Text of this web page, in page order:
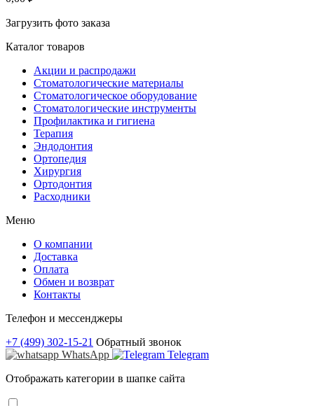
Загрузить фото заказа
Каталог товаров
Акции и распродажи
Стоматологические материалы
Стоматологическое оборудование
Стоматологические инструменты
Профилактика и гигиена
Терапия
Эндодонтия
Ортопедия
Хирургия
Ортодонтия
Расходники
Меню
О компании
Доставка
Оплата
Обмен и возврат
Контакты
Телефон и мессенджеры
+7 (499) 302-15-21 Обратный звонок
WhatsApp
Telegram
Отображать категории в шапке сайта